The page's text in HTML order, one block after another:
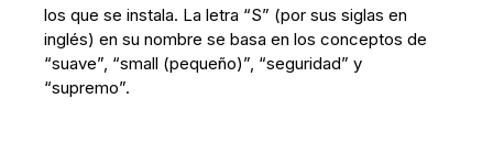
los que se instala. La letra “S” (por sus siglas en
inglés) en su nombre se basa en los conceptos de
“suave”, “small (pequeño)”, “seguridad” y
“supremo”.